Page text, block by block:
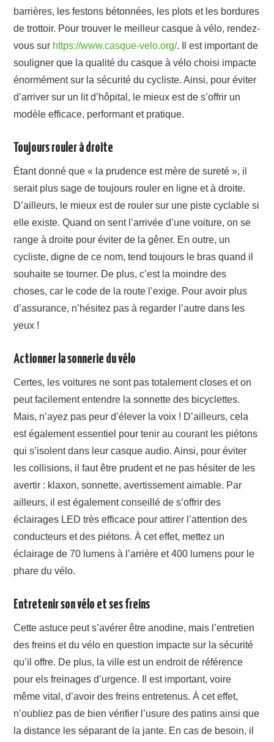
barrières, les festons bétonnées, les plots et les bordures
de trottoir. Pour trouver le meilleur casque à vélo, rendez-
vous sur https://www.casque-velo.org/. Il est important de
souligner que la qualité du casque à vélo choisi impacte
énormément sur la sécurité du cycliste. Ainsi, pour éviter
d’arriver sur un lit d’hôpital, le mieux est de s’offrir un
modèle efficace, performant et pratique.
Toujours rouler à droite
Étant donné que « la prudence est mère de sureté », il
serait plus sage de toujours rouler en ligne et à droite.
D’ailleurs, le mieux est de rouler sur une piste cyclable si
elle existe. Quand on sent l’arrivée d’une voiture, on se
range à droite pour éviter de la gêner. En outre, un
cycliste, digne de ce nom, tend toujours le bras quand il
souhaite se tourner. De plus, c’est la moindre des
choses, car le code de la route l’exige. Pour avoir plus
d’assurance, n’hésitez pas à regarder l’autre dans les
yeux !
Actionner la sonnerie du vélo
Certes, les voitures ne sont pas totalement closes et on
peut facilement entendre la sonnette des bicyclettes.
Mais, n’ayez pas peur d’élever la voix ! D’ailleurs, cela
est également essentiel pour tenir au courant les piétons
qui s’isolent dans leur casque audio. Ainsi, pour éviter
les collisions, il faut être prudent et ne pas hésiter de les
avertir : klaxon, sonnette, avertissement aimable. Par
ailleurs, il est également conseillé de s’offrir des
éclairages LED très efficace pour attirer l’attention des
conducteurs et des piétons. À cet effet, mettez un
éclairage de 70 lumens à l’arrière et 400 lumens pour le
phare du vélo.
Entretenir son vélo et ses freins
Cette astuce peut s’avérer être anodine, mais l’entretien
des freins et du vélo en question impacte sur la sécurité
qu’il offre. De plus, la ville est un endroit de référence
pour els freinages d’urgence. Il est important, voire
même vital, d’avoir des freins entretenus. À cet effet,
n’oubliez pas de bien vérifier l’usure des patins ainsi que
la distance les séparant de la jante. En cas de besoin, il